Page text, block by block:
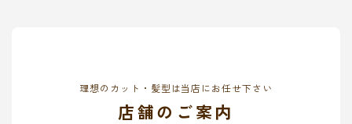
理想のカット・髪型は当店にお任せ下さい
店舗のご案内